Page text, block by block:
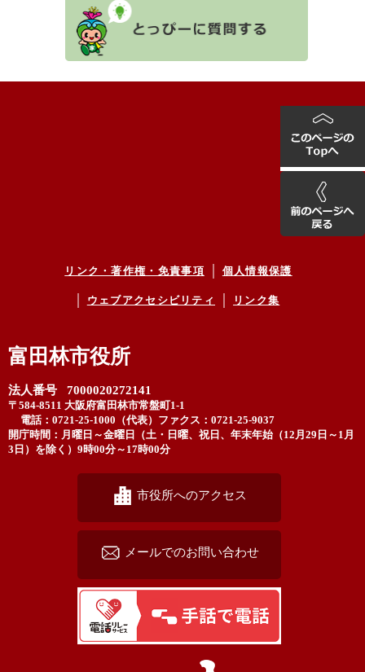
リンク・著作権・免責事項 個人情報保護
ウェブアクセシビリティ リンク集
富田林市役所
法人番号 7000020272141
〒584-8511 大阪府富田林市常盤町1-1
電話：0721-25-1000（代表） ファクス：0721-25-9037
開庁時間：月曜日～金曜日（土・日曜、祝日、年末年始（12月29日～1月
3日）を除く）9時00分～17時00分
市役所へのアクセス
メールでのお問い合わせ